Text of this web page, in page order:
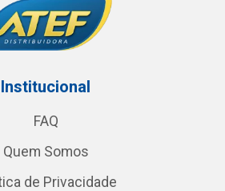
Institucional
FAQ
Quem Somos
de Privacidade